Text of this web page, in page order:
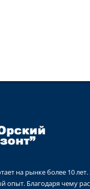
на рынке более 10
опыт. Благодаря чему